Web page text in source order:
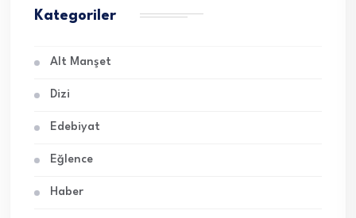
Kategoriler
Alt Manşet
Dizi
Edebiyat
Eğlence
Haber